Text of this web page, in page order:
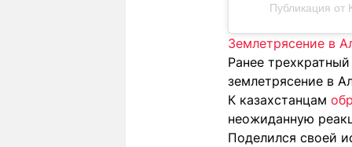
Публикация от
Землетрясение в
Ранее
землетрясение в
К казахстанцам
неожиданную
Поделился своей